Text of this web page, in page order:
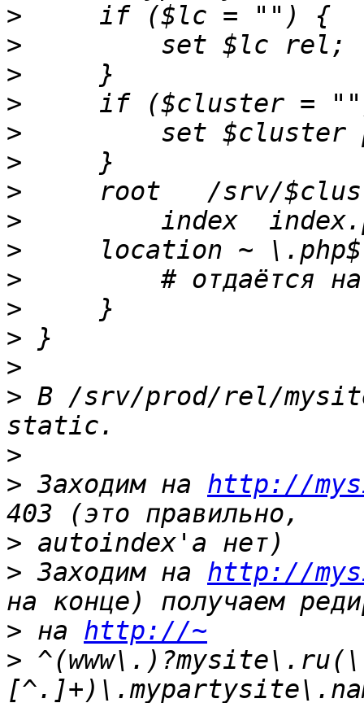
>
>
>
>
>
>
>
>
>
>
>
>
>
> В /srv/prod/rel/
>
> Заходим на http://
>
> Заходим на http://
> на http://~
>